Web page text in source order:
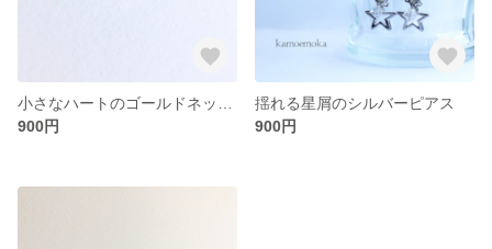
900円
揺れる星屑のシルバーピアス
900円